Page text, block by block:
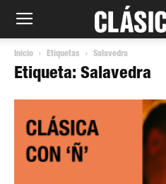
Inicio Etiquetas Salavedra
Etiqueta: Salavedra